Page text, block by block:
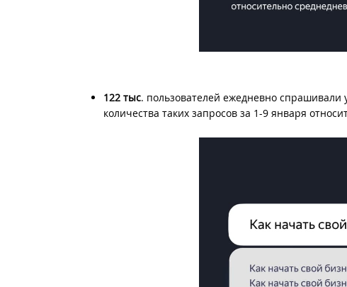
122 тыс. пользователей ежедневно спрашивали
количества таких запросов за 1-9 января